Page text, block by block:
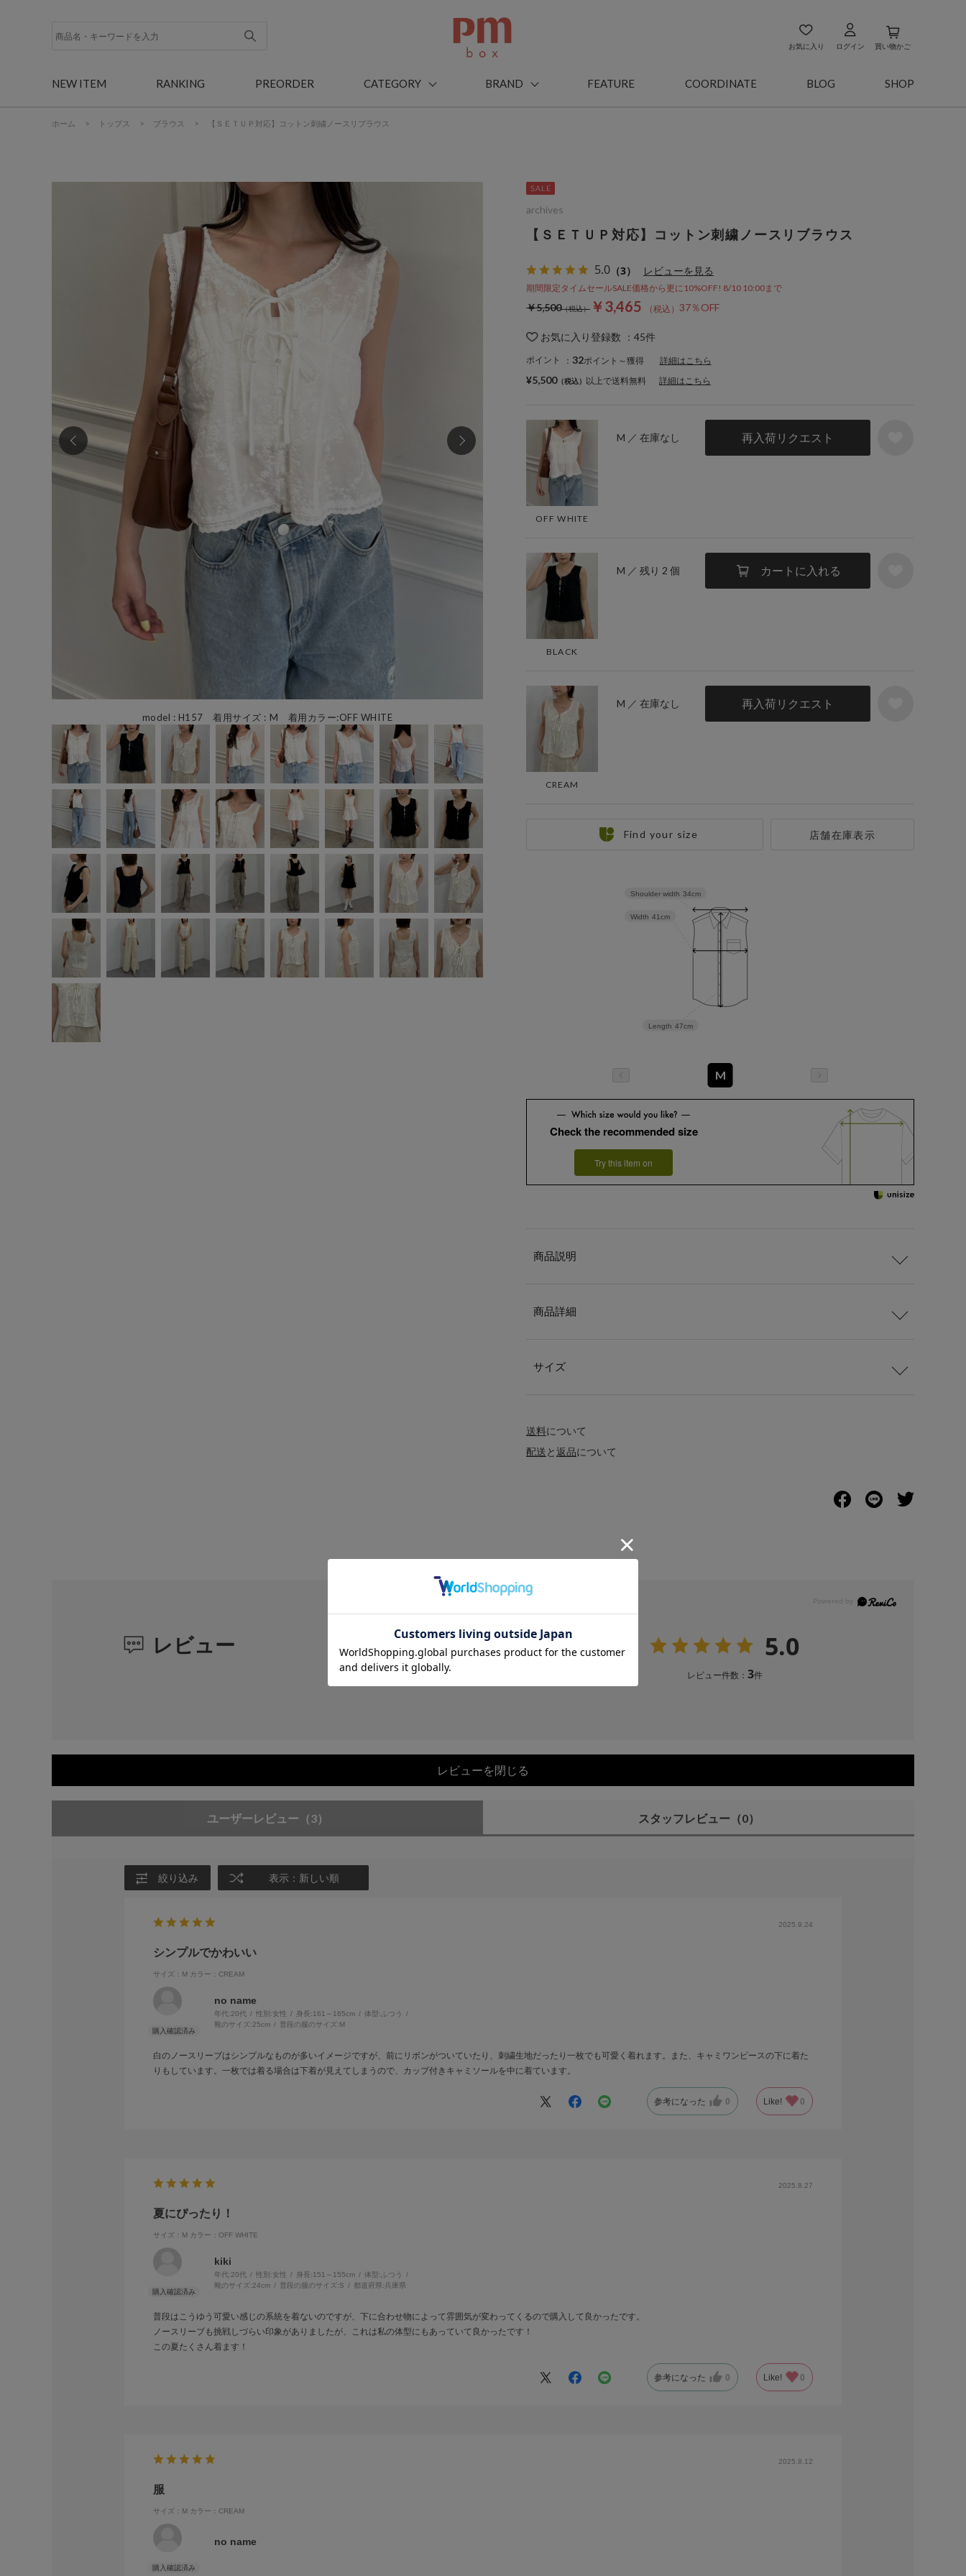
お気に入り ログイン 買い物かご
NEW ITEM RANKING PREORDER CATEGORY BRAND FEATURE COORDINATE BLOG SHOP
ホーム > トップス > ブラウス > 【ＳＥＴＵＰ対応】コットン刺繍ノースリブラウス
model : H157 着用サイズ : M 着用カラー:OFF WHITE
【ＳＥＴＵＰ対応】コットン刺繍ノースリブラウス
5.0 （3） レビューを見る
期間限定タイムセールSALE価格から更に10%OFF! 8/10 10:00まで
￥3,465 37％OFF
￥5,500
お気に入り登録数 ：45件
ポイント ： 32ポイント～獲得 詳細はこちら
OFF WHITE
M ／ 在庫なし 再入荷リクエスト
BLACK
M ／ 残り 2 個 カートに入れる
CREAM
M ／ 在庫なし 再入荷リクエスト
店舗在庫表示
archives
¥5,500 以上で送料無料 詳細はこちら
Find your size
Length 47cm
Width 41cm
Shoulder width 34cm
M
Check the recommended size
Try this item on
商品説明
商品詳細
サイズ
送料について
配送と返品について
レビュー 5.0
レビュー件数： 3件
レビューを閉じる
ユーザーレビュー （3） スタッフレビュー （0）
絞り込み 表示：新しい順
2025.9.24
シンプルでかわいい
サイズ：M カラー：CREAM
no name
年代:20代 性別:女性 身長:161～165cm 体型: ふつう
靴のサイズ:25cm 普段の服のサイズ:M
白のノースリーブはシンプルなものが多いイメージですが、前にリボンがついていたり、刺繍生地だったり一枚でも可愛く着れます。また、キャミワンピースの下に着た
りもしています。一枚では着る場合は下着が見えてしまうので、カップ付きキャミソールを中に着ています。
参考になった 0 Like! 0
2025.8.27
夏にぴったり！
サイズ：M カラー：OFF WHITE
kiki
年代:20代 性別:女性 身長:151～155cm 体型: ふつう
靴のサイズ:24cm 普段の服のサイズ:S 都道府県: 兵庫県
普段はこうゆう可愛い感じの系統を着ないのですが、下に合わせ物によって雰囲気が変わってくるので購入して良かったです。
ノースリーブも挑戦しづらい印象がありましたが、これは私の体型にもあっていて良かったです！
この夏たくさん着ます！
参考になった 0 Like! 0
2025.8.12
服
サイズ：M カラー：CREAM
no name